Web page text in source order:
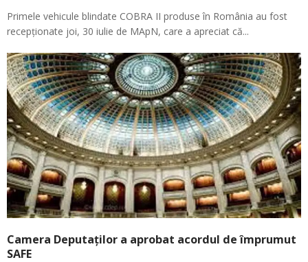
Primele vehicule blindate COBRA II produse în România au fost
recepționate joi, 30 iulie de MApN, care a apreciat că...
Camera Deputaților a aprobat acordul de împrumut
SAFE